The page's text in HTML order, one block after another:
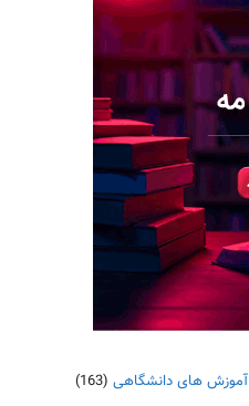
آموزش های دانشگاهی (163)